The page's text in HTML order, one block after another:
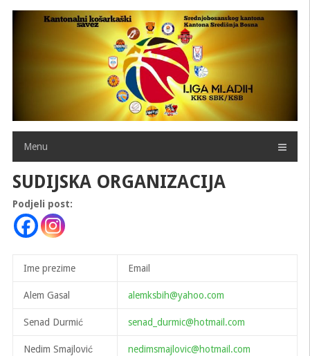
Menu
SUDIJSKA ORGANIZACIJA
Podjeli post:
Ime prezime Email
Alem Gasal alemksbih@yahoo.com
Senad Durmić senad_durmic@hotmail.com
Nedim Smajlović nedimsmajlovic@hotmail.com